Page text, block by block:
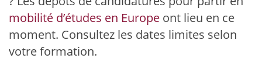
mobilité d’études en Europe ont lieu en ce
moment. Consultez les dates limites selon
votre formation.